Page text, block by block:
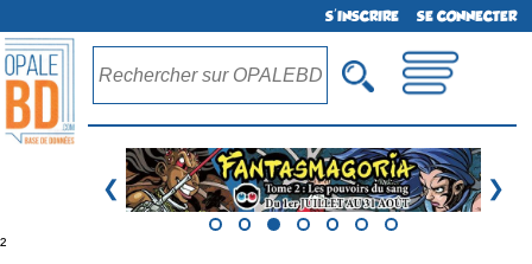
S'INSCRIRE SE CONNECTER
❮ ❯
²